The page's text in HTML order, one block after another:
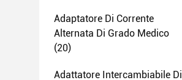
Adaptatore Di Corrente
Alternata Di Grado Medico
(20)
Adattatore Intercambiabile Di